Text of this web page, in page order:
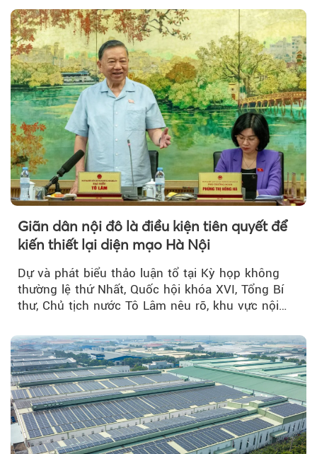
Giãn dân nội đô là điều kiện tiên quyết để
kiến thiết lại diện mạo Hà Nội
Dự và phát biểu thảo luận tổ tại Kỳ họp không
thường lệ thứ Nhất, Quốc hội khóa XVI, Tổng Bí
thư, Chủ tịch nước Tô Lâm nêu rõ, khu vực nội